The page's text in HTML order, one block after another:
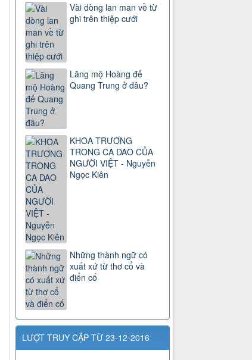
Vài dòng lan man về từ
ghi trên thiệp cưới
Lăng mộ Hoàng đế
Quang Trung ở đâu?
KHOA TRƯƠNG
TRONG CA DAO CỦA
NGƯỜI VIỆT - Nguyễn
Ngọc Kiên
Những thành ngữ có
xuất xứ từ thơ cổ và
điển cố
LƯỢT TRUY CẬP TỪ 23-12-2016